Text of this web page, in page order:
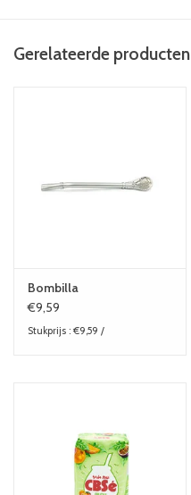
Gerelateerde producten
Bombilla
€9,59
Stukprijs : €9,59 /